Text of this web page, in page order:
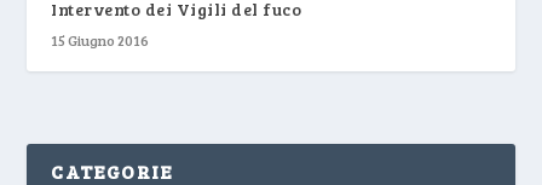
Intervento dei Vigili del fuco
15 Giugno 2016
CATEGORIE